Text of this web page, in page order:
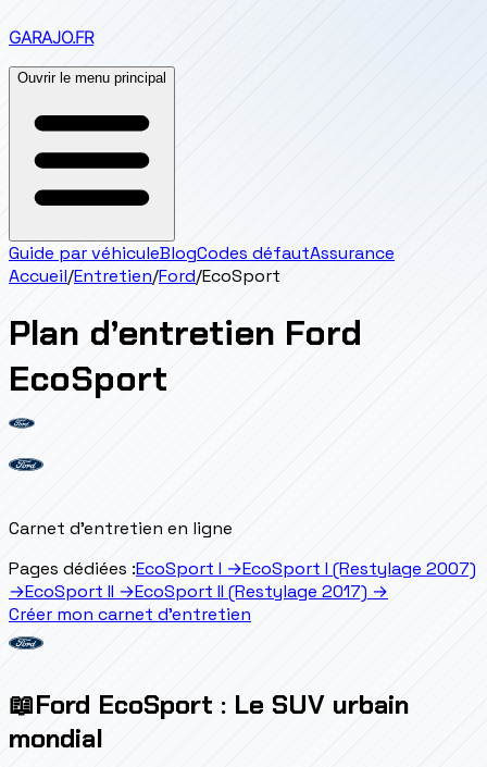
GARAJO.FR
Ouvrir le menu principal
Guide par véhiculeBlogCodes défautAssurance
Accueil/Entretien/Ford/EcoSport
Plan d’entretien Ford
EcoSport
Carnet d'entretien en ligne
Pages dédiées :EcoSport I →EcoSport I (Restylage 2007)
→EcoSport II →EcoSport II (Restylage 2017) →
Créer mon carnet d'entretien
📖Ford EcoSport : Le SUV urbain
mondial